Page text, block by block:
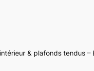
& plafonds tendus –